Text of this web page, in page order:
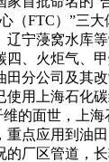
（FTC）”三
辽宁蓡窝水库
四、火炬气、
公司及其改
使用上海石化
面世，上海
重点应用到油
的厂区管道，